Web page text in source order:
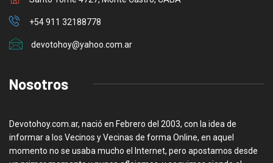
+54 911 32188778
devotohoy@yahoo.com.ar
Nosotros
Devotohoy.com.ar, nació en Febrero del 2003, con la idea de
informar a los Vecinos y Vecinas de forma Online, en aquel
momento no se usaba mucho el Internet, pero apostamos desde